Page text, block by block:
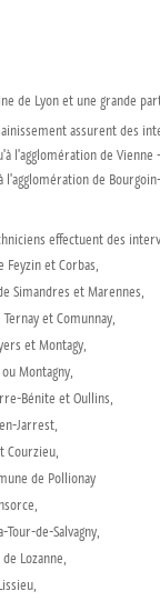
de Lyon et une grande
assurent des
l'agglomération de Vienne
de
effectuent des
Feyzin et Corbas,
Simandres et Marennes,
et Comunnay,
et Montagy,
Montagny,
Bénite et Oullins,
Jarrest,
Courzieu,
de Pollionay
de-Salvagny,
Lozanne,